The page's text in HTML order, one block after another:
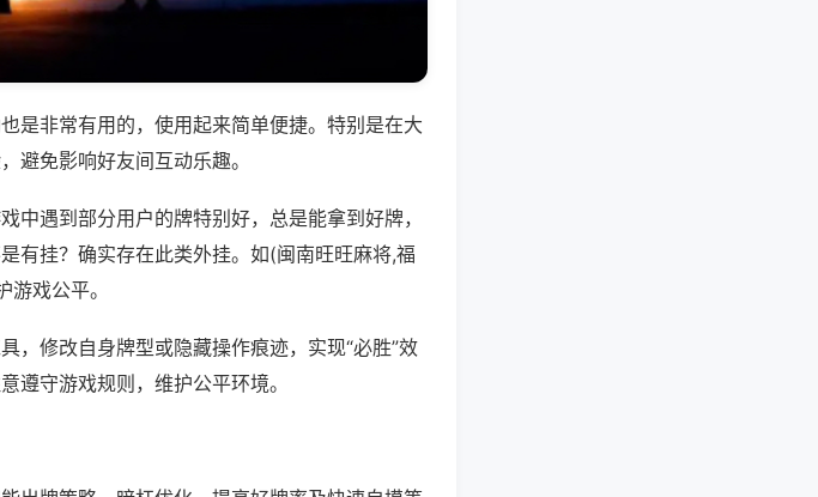
是非常有用的，使用起来简单便捷。特别是在大
避免影响好友间互动乐趣。
中遇到部分用户的牌特别好，总是能拿到好牌，
有挂？确实存在此类外挂。如(闽南旺旺麻将,福
戏公平。
，修改自身牌型或隐藏操作痕迹，实现“必胜”效
遵守游戏规则，维护公平环境。